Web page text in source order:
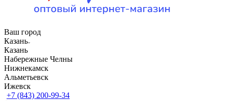
Ваш город
Казань
Казань
Набережные Челны
Нижнекамск
Альметьевск
Ижевск
+7 (843) 200-99-34